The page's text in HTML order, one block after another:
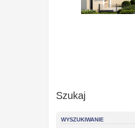
Szukaj
WYSZUKIWANIE